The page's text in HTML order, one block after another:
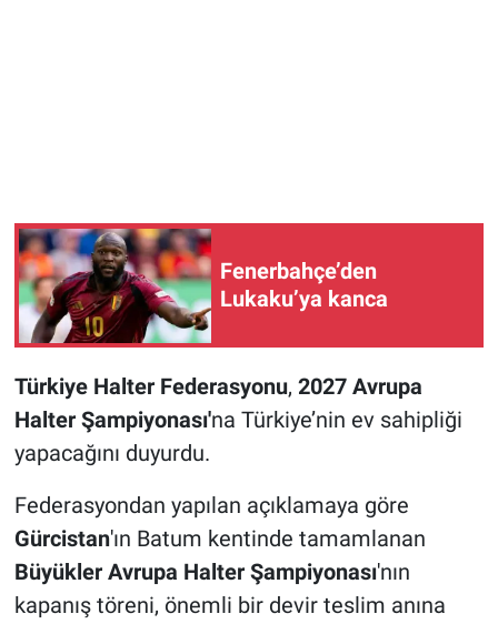
Fenerbahçe’den
Lukaku’ya kanca
Türkiye Halter Federasyonu, 2027 Avrupa
Halter Şampiyonası'na Türkiye’nin ev sahipliği
yapacağını duyurdu.
Federasyondan yapılan açıklamaya göre
Gürcistan'ın Batum kentinde tamamlanan
Büyükler Avrupa Halter Şampiyonası'nın
kapanış töreni, önemli bir devir teslim anına